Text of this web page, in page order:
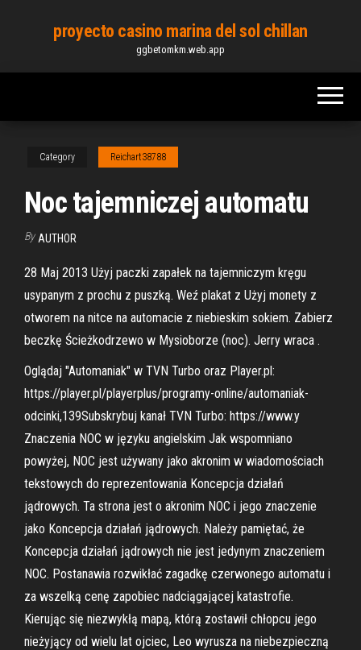
content
proyecto casino marina del sol chillan
ggbetomkm.web.app
Category Reichart38788
Noc tajemniczej automatu
By AUTHOR
28 Maj 2013 Użyj paczki zapałek na tajemniczym kręgu
usypanym z prochu z puszką. Weź plakat z Użyj monety z
otworem na nitce na automacie z niebieskim sokiem. Zabierz
beczkę Ścieżkodrzewo w Mysioborze (noc). Jerry wraca .
Oglądaj "Automaniak" w TVN Turbo oraz Player.pl:
https://player.pl/playerplus/programy-online/automaniak-
odcinki,139Subskrybuj kanał TVN Turbo: https://www.y
Znaczenia NOC w języku angielskim Jak wspomniano
powyżej, NOC jest używany jako akronim w wiadomościach
tekstowych do reprezentowania Koncepcja działań
jądrowych. Ta strona jest o akronim NOC i jego znaczenie
jako Koncepcja działań jądrowych. Należy pamiętać, że
Koncepcja działań jądrowych nie jest jedynym znaczeniem
NOC. Postanawia rozwikłać zagadkę czerwonego automatu i
za wszelką cenę zapobiec nadciągającej katastrofie.
Kierując się niezwykłą mapą, którą zostawił chłopcu jego
nieżyjący od wielu lat ojciec, Leo wyrusza na niebezpieczną